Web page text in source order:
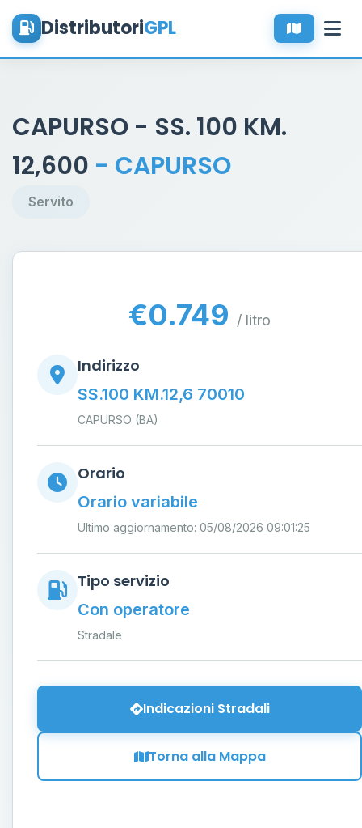
DistributoriGPL
CAPURSO - SS. 100 KM.
12,600 - CAPURSO
Servito
€0.749 / litro
Indirizzo
SS.100 KM.12,6 70010
CAPURSO (BA)
Orario
Orario variabile
Ultimo aggiornamento: 05/08/2026 09:01:25
Tipo servizio
Con operatore
Stradale
Indicazioni Stradali
Torna alla Mappa